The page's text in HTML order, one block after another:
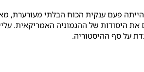
את היסודות של ההגמוניה
על סף ההיסטוריה.